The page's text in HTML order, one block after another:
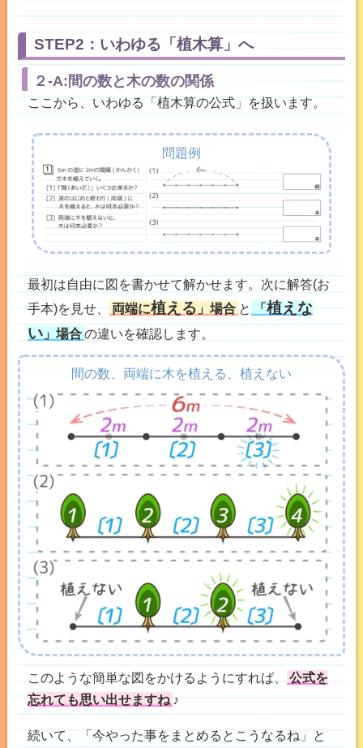
STEP2：いわゆる「植木算」へ
２-A:間の数と木の数の関係
ここから、いわゆる「植木算の公式」を扱います。
問題例
最初は自由に図を書かせて解かせます。次に解答(お
手本)を見せ、
両端に植える 」場合 と 「植えな
い」場合の違いを確認します。
間の数、両端に木を植える、植えない
このような簡単な図をかけるようにすれば、
公式を
忘れても思い出せますね ♪
続いて、「今やった事をまとめるとこうなるね」と